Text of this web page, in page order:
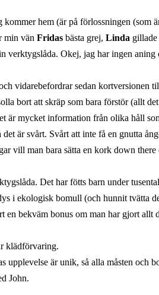
hem (är på förlossningen (som
min vän Fridas bästa grej, Linda
verktygslåda. Okej, jag har ingen
vidarebefordrar sedan kortversionen
bort att skräp som bara förstör (allt
mycket information från olika håll
är svårt. Svårt att inte få en gnutta
vill man bara sätta en kork down there
Det har fötts barn under
i ekologisk bomull (och hunnit tvätta
bekväm bonus om man har gjort allt
klädförvaring.
är unik, så alla måsten och
John.